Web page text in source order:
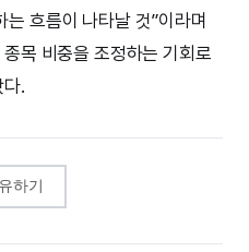
흐름이 나타날 것”이라며
목 비중을 조정하는 기회로
.
하기